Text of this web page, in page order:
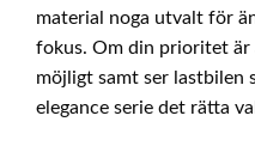
material noga utvalt för
fokus. Om din prioritet är
möjligt samt ser lastbilen
elegance serie det rätta